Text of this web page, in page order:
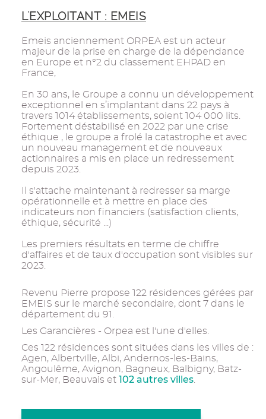
L'EXPLOITANT : EMEIS
Emeis anciennement ORPEA est un acteur
majeur de la prise en charge de la dépendance
en Europe et n°2 du classement EHPAD en
France,
En 30 ans, le Groupe a connu un développement
exceptionnel en s’implantant dans 22 pays à
travers 1014 établissements, soient 104 000 lits.
Fortement déstabilisé en 2022 par une crise
éthique , le groupe a frolé la catastrophe et avec
un nouveau management et de nouveaux
actionnaires a mis en place un redressement
depuis 2023.
Il s'attache maintenant à redresser sa marge
opérationnelle et à mettre en place des
indicateurs non financiers (satisfaction clients,
éthique, sécurité ...)
Les premiers résultats en terme de chiffre
d'affaires et de taux d'occupation sont visibles sur
2023.
Revenu Pierre propose 122 résidences gérées par
EMEIS sur le marché secondaire, dont 7 dans le
département du 91.
Les Garancières - Orpea est l'une d'elles.
Ces 122 résidences sont situées dans les villes de :
Agen, Albertville, Albi, Andernos-les-Bains,
Angoulême, Avignon, Bagneux, Balbigny, Batz-
sur-Mer, Beauvais et 102 autres villes.